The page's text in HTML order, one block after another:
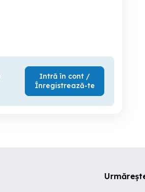
Intră în cont /
Înregistrează-te